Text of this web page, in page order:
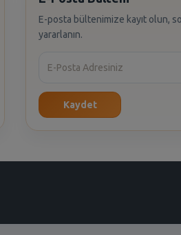
E-posta bültenimize kayıt olun,
yararlanın.
Kaydet